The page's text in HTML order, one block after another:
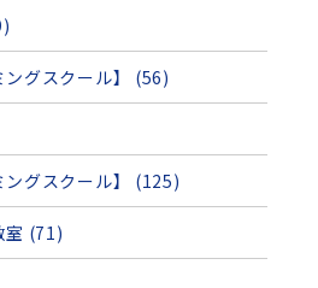
ングスクール】 (56)
ングスクール】 (125)
室 (71)